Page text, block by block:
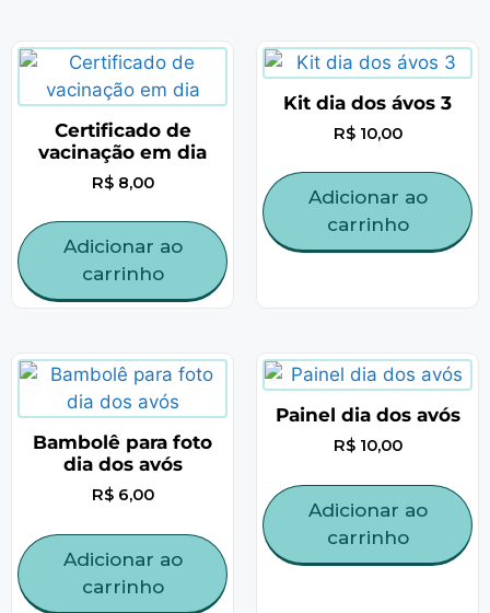
Certificado de
vacinação em dia
R$8,00
Adicionar ao
carrinho
Kit dia dos ávos 3
R$10,00
Adicionar ao
carrinho
Bambolê para foto
dia dos avós
R$6,00
Adicionar ao
carrinho
Painel dia dos avós
R$10,00
Adicionar ao
carrinho